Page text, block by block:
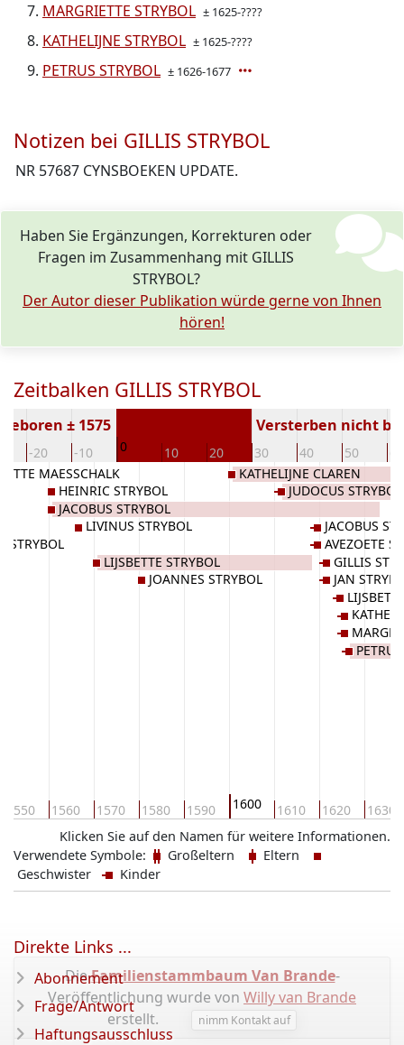
MARGRIETTE STRYBOL ± 1625-????
KATHELIJNE STRYBOL ± 1625-????
PETRUS STRYBOL ± 1626-1677
Notizen bei GILLIS STRYBOL
NR 57687 CYNSBOEKEN UPDATE.
Haben Sie Ergänzungen, Korrekturen oder
Fragen im Zusammenhang mit GILLIS
STRYBOL?
Der Autor dieser Publikation würde gerne von Ihnen
hören!
Zeitbalken GILLIS STRYBOL
-20 -10 0 10 20 30 40 50
Geboren ± 1575 Versterben nicht
1550 1560 1570 1580 1590 1600 1610 1620 1630
STRYBOL
MAESSCHALK
HEINRIC STRYBOL
JACOBUS STRYBOL
LIVINUS STRYBOL
LIJSBETTE STRYBOL
JOANNES STRYBOL
KATHELIJNE CLAREN
JUDOCUS STRYBOL
JACOBUS
AVEZOETE
GILLIS
JAN
Klicken Sie auf den Namen für weitere Informationen.
Verwendete Symbole:
Großeltern
Eltern
Geschwister
Kinder
DieFamilienstammbaum Van Brande-
Veröffentlichung wurde von Willy van Brande
erstellt.
nimm Kontakt auf
Direkte Links ...
Abonnement
Frage/Antwort
Haftungsausschluss